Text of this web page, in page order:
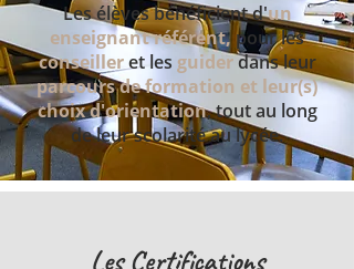
Les élèves bénéficient d'un
enseignant référent,pour les
conseilleret les guiderdans leur
parcours de formation et leur(s)
choix d'orientation, tout au long
de leur scolarité au lycée.
Les Certifications